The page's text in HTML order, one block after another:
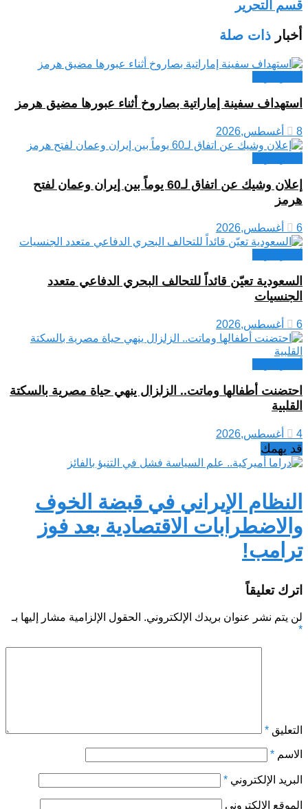
قسم التحرير
أخبار ذات صلة
استهداف سفينة إماراتية بصاروخ أثناء عبورها مضيق هرمز
8 أغسطس,2026
إعلان وشيك عن اتفاق لـ60 يوماً بين إيران وعمان لفتح
هرمز
6 أغسطس,2026
السعودية تعيّن قائداً للتحالف البحري الدفاعي متعدد
الجنسيات
6 أغسطس,2026
احتضنت أطفالها وماتت.. الزلزال ينهي حياة مصرية بالسكتة
القلبية
4 أغسطس,2026
قد يهمك
النظام الإيراني في قبضة الخوف
والاضطرابات الاقتصادية بعد فوز
ترامب!
اترك تعليقاً
لن يتم نشر عنوان بريدك الإلكتروني. الحقول الإلزامية مشار إليها بـ
*
التعليق *
الاسم *
البريد الإلكتروني *
الموقع الإلكتروني